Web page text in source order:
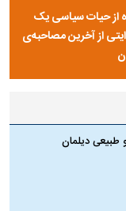
از حیات سیاسی یک
از آخرین مصاحبه‌ی
طبیعی دیلمان